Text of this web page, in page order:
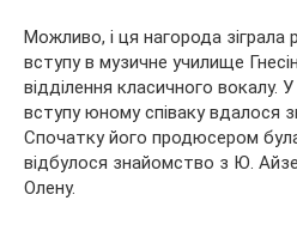
Можливо, і ця нагорода
вступу в музичне училище
відділення класичного вокалу.
вступу юному співаку вдалося
Спочатку його продюсером
відбулося знайомство з Ю.
Олену.